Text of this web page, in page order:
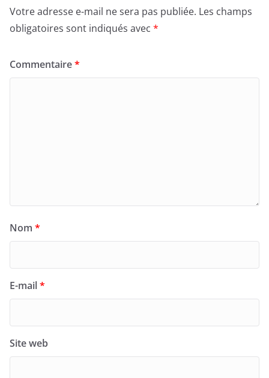
Votre adresse e-mail ne sera pas publiée. Les champs
obligatoires sont indiqués avec *
Commentaire*
Nom *
E-mail*
Site web